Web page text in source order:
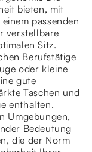
bieten, mit
passenden
verstellbare
Sitz.
Berufstätige
oder kleine
gute
Taschen und
enthalten.
Umgebungen,
Bedeutung
die der Norm